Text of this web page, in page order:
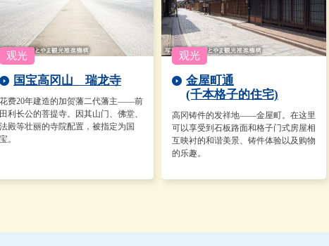
国宝高冈山 瑞龙寺
花费20年建造的加贺藩二代藩主——前
田利长公的菩提寺。因其山门、佛堂、
法殿等壮丽的寺院配置，被指定为国
宝。
金屋町通
(千本格子的住宅)
高冈铸件的发祥地——金屋町。在这里
可以享受到石板路面和格子门式房屋相
互映衬的和谐美景、铸件体验以及购物
的乐趣。